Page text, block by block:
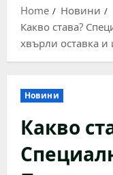
Home
Новини
Какво става?
хвърли оставка и
Новини
Какво